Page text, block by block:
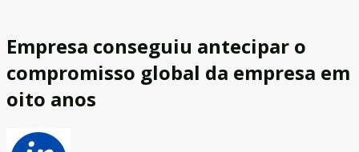
Empresa conseguiu antecipar o
compromisso global da empresa em
oito anos